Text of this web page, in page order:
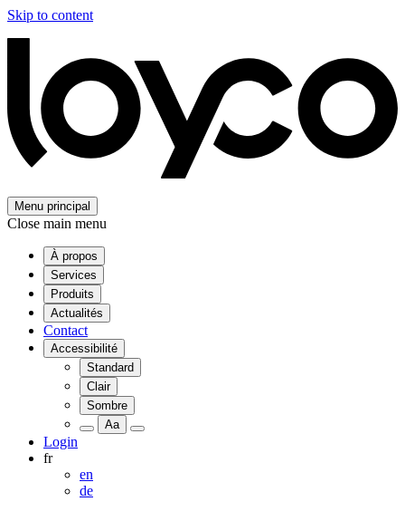
Skip to content
Menu principal
Close main menu
À propos
Services
Produits
Actualités
Contact
Accessibilité
Standard
Clair
Sombre
Aa
Login
fr
en
de